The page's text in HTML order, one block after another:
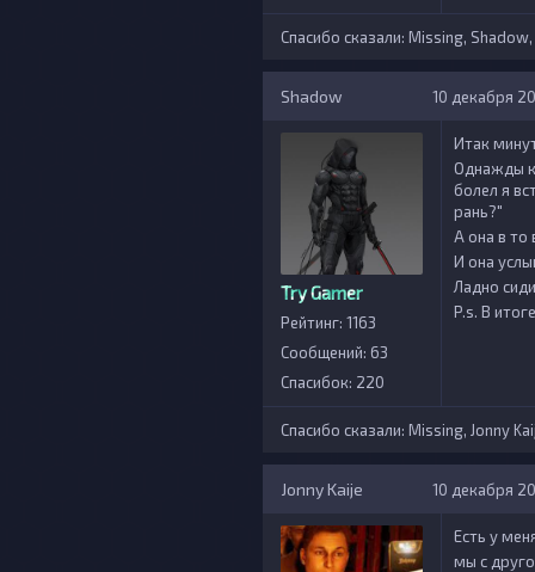
Спасибо сказали: Missing, Shadow,
Shadow 10 декабря
Try Gamer
Рейтинг: 1163
Сообщений: 63
Спасибок: 220
Итак
Однажды
болел я
рань?"
А она в то
И она
Ладно
P.s. В
Спасибо сказали: Missing, Jonny
Jonny Kaije 10 декабря
Есть у
мы с